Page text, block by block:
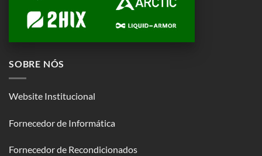
SOBRE NÓS
Website Institucional
Fornecedor de Informática
Fornecedor de Recondicionados